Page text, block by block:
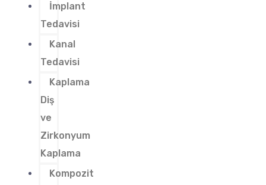
İmplant
Tedavisi
Kanal
Tedavisi
Kaplama
Diş
ve
Zirkonyum
Kaplama
Kompozit